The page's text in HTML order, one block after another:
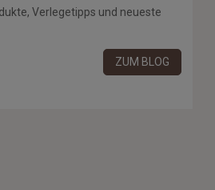
Verlegetipps und neueste
ZUM BLOG